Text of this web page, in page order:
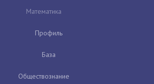
Математика
Профиль
База
Обществознание